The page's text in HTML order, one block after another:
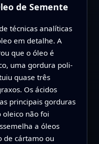
de Semente
técnicas analíticas
em detalhe. A
que o óleo é
uma gordura poli-
quase três
Os ácidos
principais gorduras
oleico não foi
a óleos
de cártamo ou